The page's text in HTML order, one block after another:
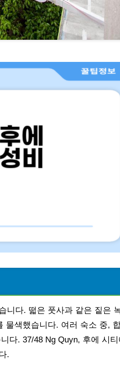
니다. 떫은 풋사과 같은 짙은
물색했습니다. 여러 숙소 중,
다. 37/48 Ng Quyn, 후에 시티
.